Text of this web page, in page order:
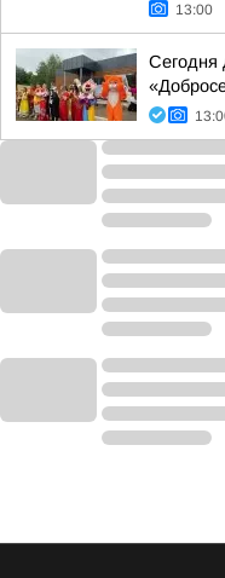
13:00
Сегодня